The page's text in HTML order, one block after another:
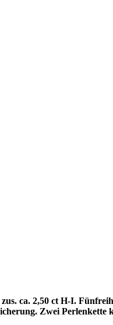
ca. 2,50 ct H-I.
Zwei Perlenkette